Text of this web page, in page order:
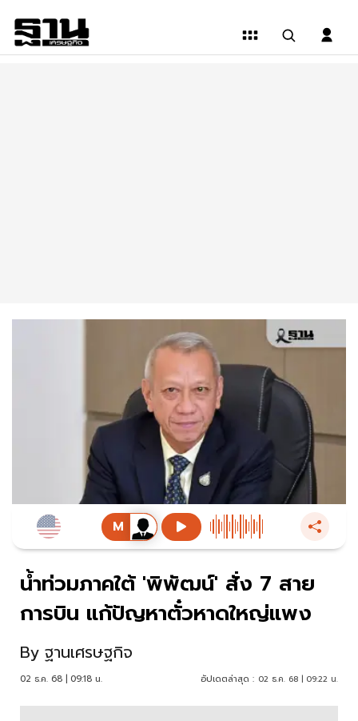
น้ำท่วมภาคใต้ 'พิพัฒน์' สั่ง 7 สาย
การบิน แก้ปัญหาตั๋วหาดใหญ่แพง
By ฐานเศรษฐกิจ
02 ธ.ค. 68 | 09:18 น. อัปเดตล่าสุด : 02 ธ.ค. 68 | 09:22 น.